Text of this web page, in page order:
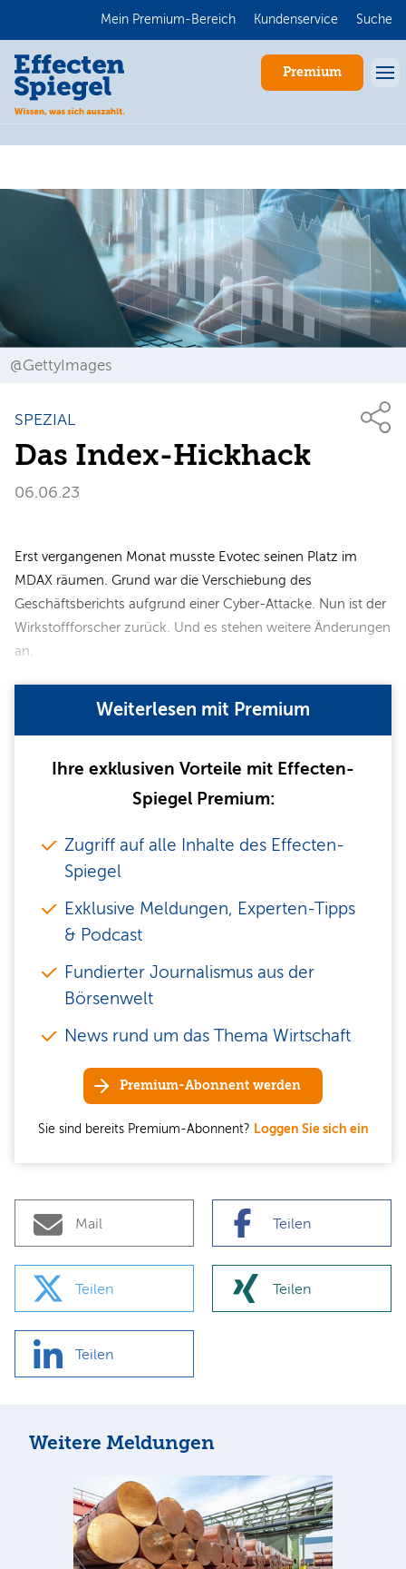
Mein Premium-Bereich Kundenservice Suche
Premium
@GettyImages
SPEZIAL
Das Index-Hickhack
06.06.23
Erst vergangenen Monat musste Evotec seinen Platz im
MDAX räumen. Grund war die Verschiebung des
Geschäftsberichts aufgrund einer Cyber-Attacke. Nun ist der
Wirkstoffforscher zurück. Und es stehen weitere Änderungen
an.
Weiterlesen mit Premium
Ihre exklusiven Vorteile mit Effecten-
Spiegel Premium:
Zugriff auf alle Inhalte des Effecten-
Spiegel
Exklusive Meldungen, Experten-Tipps
& Podcast
Fundierter Journalismus aus der
Börsenwelt
News rund um das Thema Wirtschaft
Premium-Abonnent werden
Sie sind bereits Premium-Abonnent? Loggen Sie sich ein
Mail Teilen
Teilen Teilen
Teilen
Weitere Meldungen
Anmelden